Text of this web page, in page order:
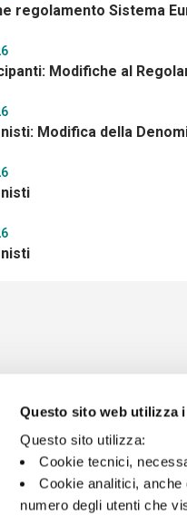
Questo sito web utilizza
Questo sito utilizza:
Cookie tecnici,
Cookie analitici,
numero degli utenti che
regolamento Sistema
Modifiche al
Modifica della